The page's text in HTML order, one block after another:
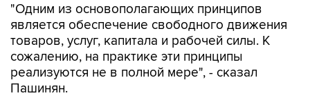
"Одним из основополагающих принципов
является обеспечение свободного движения
товаров, услуг, капитала и рабочей силы. К
сожалению, на практике эти принципы
реализуются не в полной мере", - сказал
Пашинян.